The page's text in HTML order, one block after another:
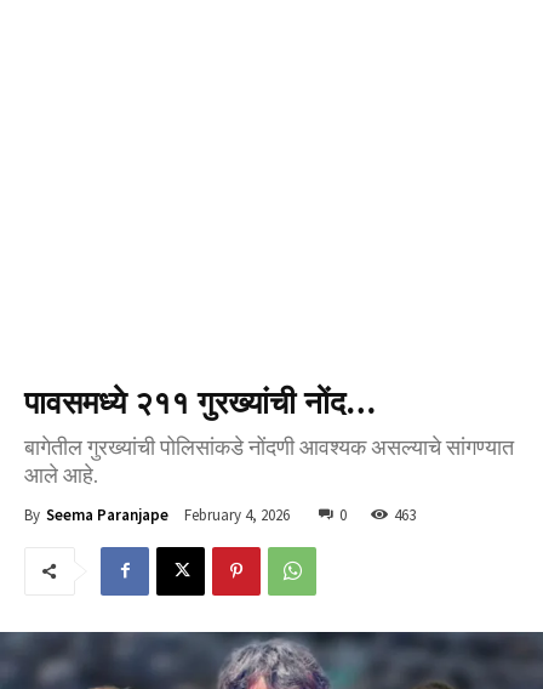
पावसमध्ये २११ गुरख्यांची नोंद…
बागेतील गुरख्यांची पोलिसांकडे नोंदणी आवश्यक असल्याचे सांगण्यात
आले आहे.
By Seema Paranjape February 4, 2026 0 463